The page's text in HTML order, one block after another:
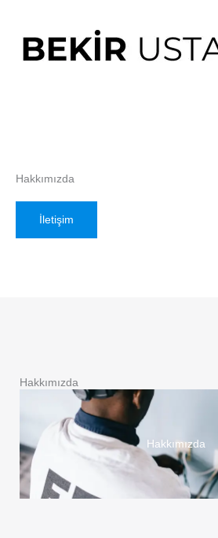
Hakkımızda
İletişim
Hakkımızda
Hakkımızda